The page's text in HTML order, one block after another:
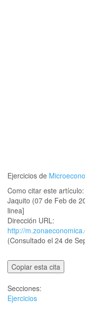
Ejercicios de
Como citar este artículo:
Jaquito (07 de Feb de
linea]
Dirección URL:
http://
(Consultado el 24 de
Copiar esta cita
Secciones:
Ejercicios